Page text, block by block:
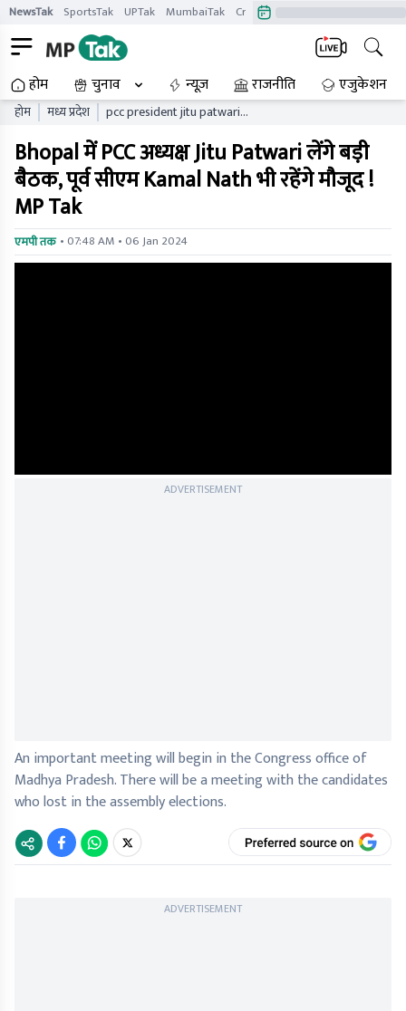
NewsTak SportsTak UPTak MumbaiTak CrimeTak
होम चुनाव न्यूज़ राजनीति एजुकेशन
होम मध्य प्रदेश
pcc president jitu patwari
bhopal former cm kamal
nath will also be present
mp tak
Bhopal में PCC अध्यक्ष Jitu Patwari लेंगे बड़ी
बैठक, पूर्व सीएम Kamal Nath भी रहेंगे मौजूद !
MP Tak
एमपी तक • 07:48 AM • 06 Jan 2024
ADVERTISEMENT
An important meeting will begin in the Congress office of
Madhya Pradesh. There will be a meeting with the candidates
who lost in the assembly elections.
ADVERTISEMENT